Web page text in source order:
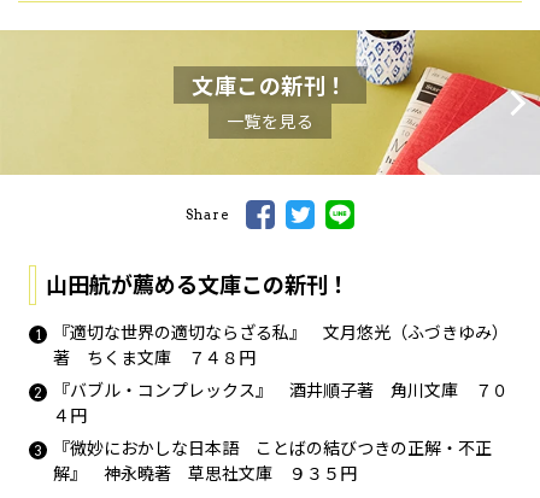
文庫この新刊！
一覧を見る
Share
山田航が薦める文庫この新刊！
『適切な世界の適切ならざる私』 文月悠光（ふづきゆみ）
著 ちくま文庫 ７４８円
『バブル・コンプレックス』 酒井順子著 角川文庫 ７０
４円
『微妙におかしな日本語 ことばの結びつきの正解・不正
解』 神永曉著 草思社文庫 ９３５円